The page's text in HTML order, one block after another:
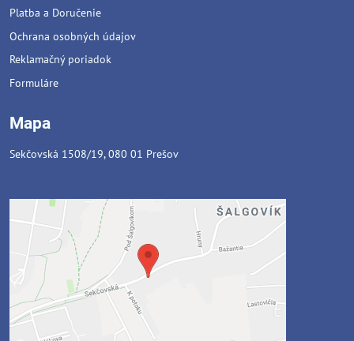
Platba a Doručenie
Ochrana osobných údajov
Reklamačný poriadok
Formuláre
Mapa
Sekčovská 1508/19, 080 01 Prešov